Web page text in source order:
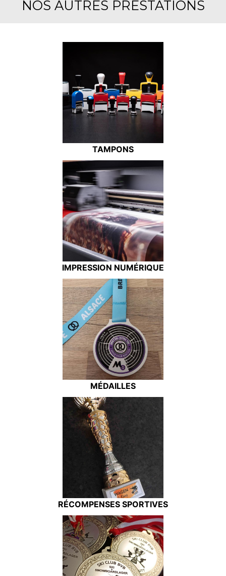
NOS AUTRES PRESTATIONS
TAMPONS
IMPRESSION NUMÉRIQUE
MÉDAILLES
RÉCOMPENSES SPORTIVES